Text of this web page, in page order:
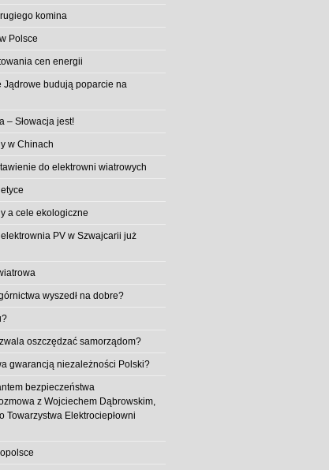
komina
Polsce
cen energii
Jądrowe budują poparcie na
– Słowacja jest!
w Chinach
do elektrowni wiatrowych
a cele ekologiczne
PV w Szwajcarii już
wyszedł na dobre?
oszczędzać samorządom?
gwarancją niezależności Polski?
bezpieczeństwa
z Wojciechem Dąbrowskim,
Towarzystwa Elektrociepłowni